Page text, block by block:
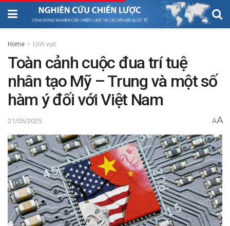
Home Lĩnh vực
Toàn cảnh cuộc đua trí tuệ
nhân tạo Mỹ – Trung và một số
hàm ý đối với Việt Nam
21/05/2025 AA